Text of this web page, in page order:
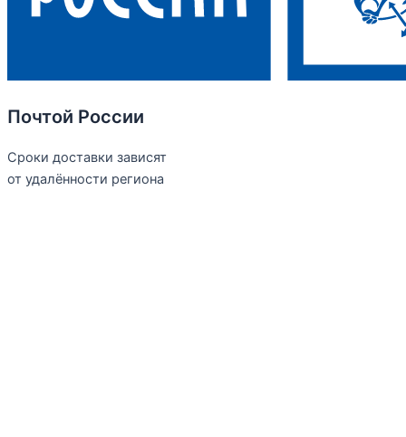
Почтой России
Сроки доставки зависят
от удалённости региона